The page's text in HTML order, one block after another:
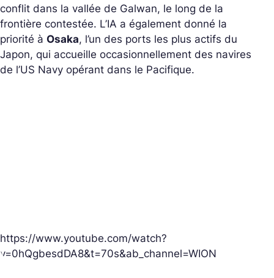
conflit dans la vallée de Galwan, le long de la
frontière contestée. L’IA a également donné la
priorité à Osaka, l’un des ports les plus actifs du
Japon, qui accueille occasionnellement des navires
de l’US Navy opérant dans le Pacifique.
https://www.youtube.com/watch?
v=0hQgbesdDA8&t=70s&ab_channel=WION